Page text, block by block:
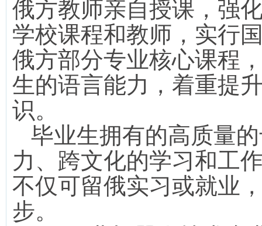
俄方教师亲自授课，强
学校课程和教师，实行
俄方部分专业核心课程
生的语言能力，着重提
识。
毕业生拥有的高质量
力、跨文化的学习和工
不仅可留俄实习或就业
步。